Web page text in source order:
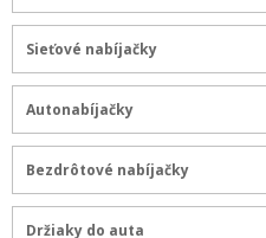
Sieťové nabíjačky
Autonabíjačky
Bezdrôtové nabíjačky
Držiaky do auta